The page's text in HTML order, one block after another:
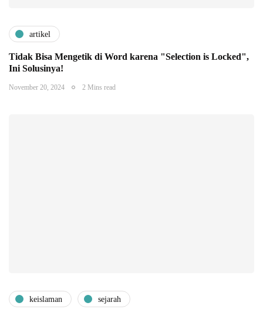
artikel
Tidak Bisa Mengetik di Word karena "Selection is Locked",
Ini Solusinya!
November 20, 2024 2 Mins read
keislaman sejarah